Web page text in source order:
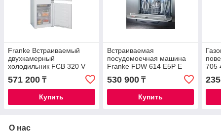
Franke Встраиваемый
двухкамерный
холодильник FCB 320 V
571 200 ₸
Купить
Встраиваемая
посудомоечная машина
Franke FDW 614 E5P E
530 900₸
Купить
705
О нас